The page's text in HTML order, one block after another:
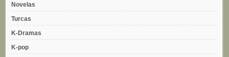
Novelas
Turcas
K-Dramas
K-pop